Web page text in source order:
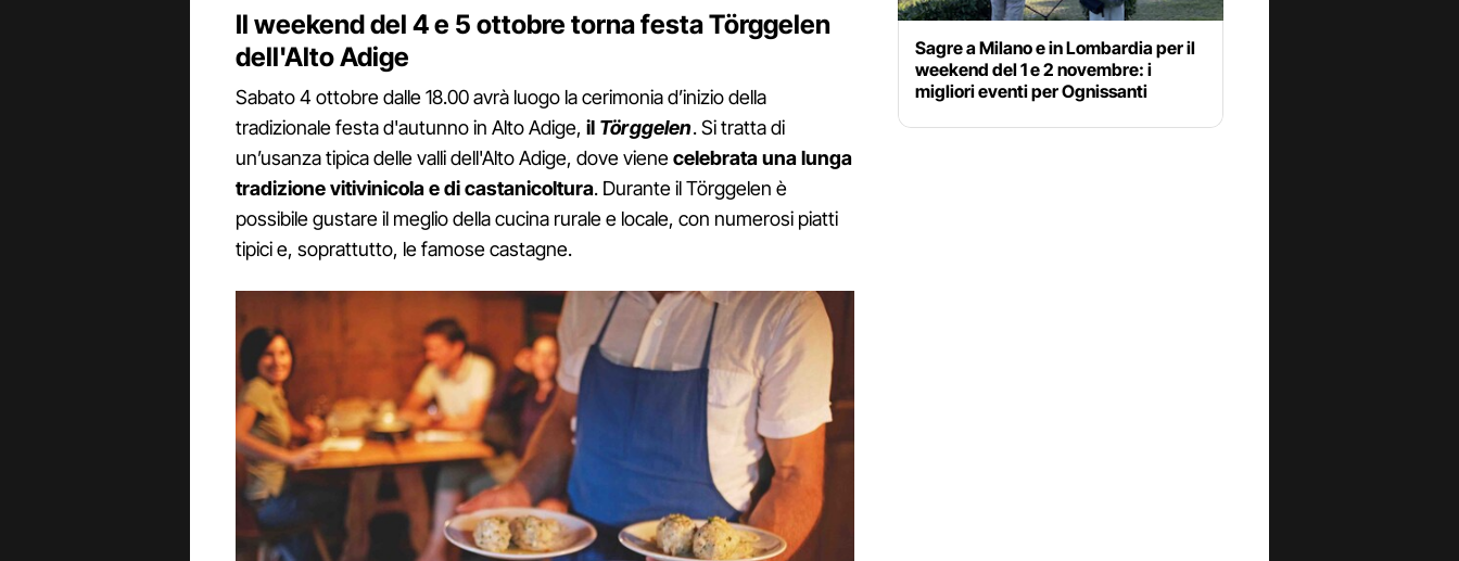
Il weekend del 4 e 5 ottobre torna festa Törggelen
dell'Alto Adige
Sabato 4 ottobre dalle 18.00 avrà luogo la cerimonia d’inizio della
tradizionale festa d'autunno in Alto Adige, il Törggelen. Si tratta di
un’usanza tipica delle valli dell'Alto Adige, dove vienecelebrata una lunga
tradizione vitivinicola e di castanicoltura. Durante il Törggelen è
possibile gustare il meglio della cucina rurale e locale, con numerosi piatti
tipici e, soprattutto, le famose castagne.
Sagre a Milano e in Lombardia per il
weekend del 1 e 2 novembre: i
migliori eventi per Ognissanti